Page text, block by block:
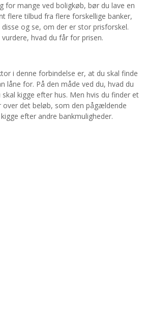
for mange ved boligkøb, bør du lave en
flere tilbud fra flere forskellige banker,
og se, om der er stor prisforskel.
hvad du får for prisen.
i denne forbindelse er, at du skal finde
låne for. På den måde ved du, hvad du
kigge efter hus. Men hvis du finder et
over det beløb, som den pågældende
efter andre bankmuligheder.